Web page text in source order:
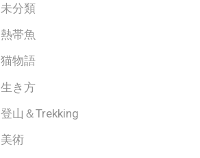
未分類
熱帯魚
猫物語
生き方
登山＆Trekking
美術